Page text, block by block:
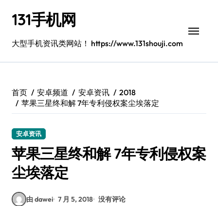
131手机网
大型手机资讯类网站！ https://www.131shouji.com
首页 安卓频道 安卓资讯
2018
苹果三星终和解 7年专利侵权案尘埃落定
安卓资讯
苹果三星终和解 7年专利侵权案
尘埃落定
由 dawei 7 月 5, 2018 没有评论